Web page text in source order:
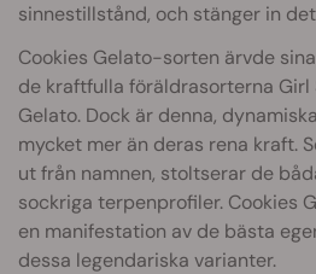
sinnestillstånd, och stänger in
Cookies Gelato-sorten ärvde
de kraftfulla föräldrasorterna Girl
Gelato. Dock är denna,
mycket mer än deras rena kraft.
ut från namnen, stoltserar de
sockriga terpenprofiler. Cookies
en manifestation av de bästa
dessa legendariska varianter.